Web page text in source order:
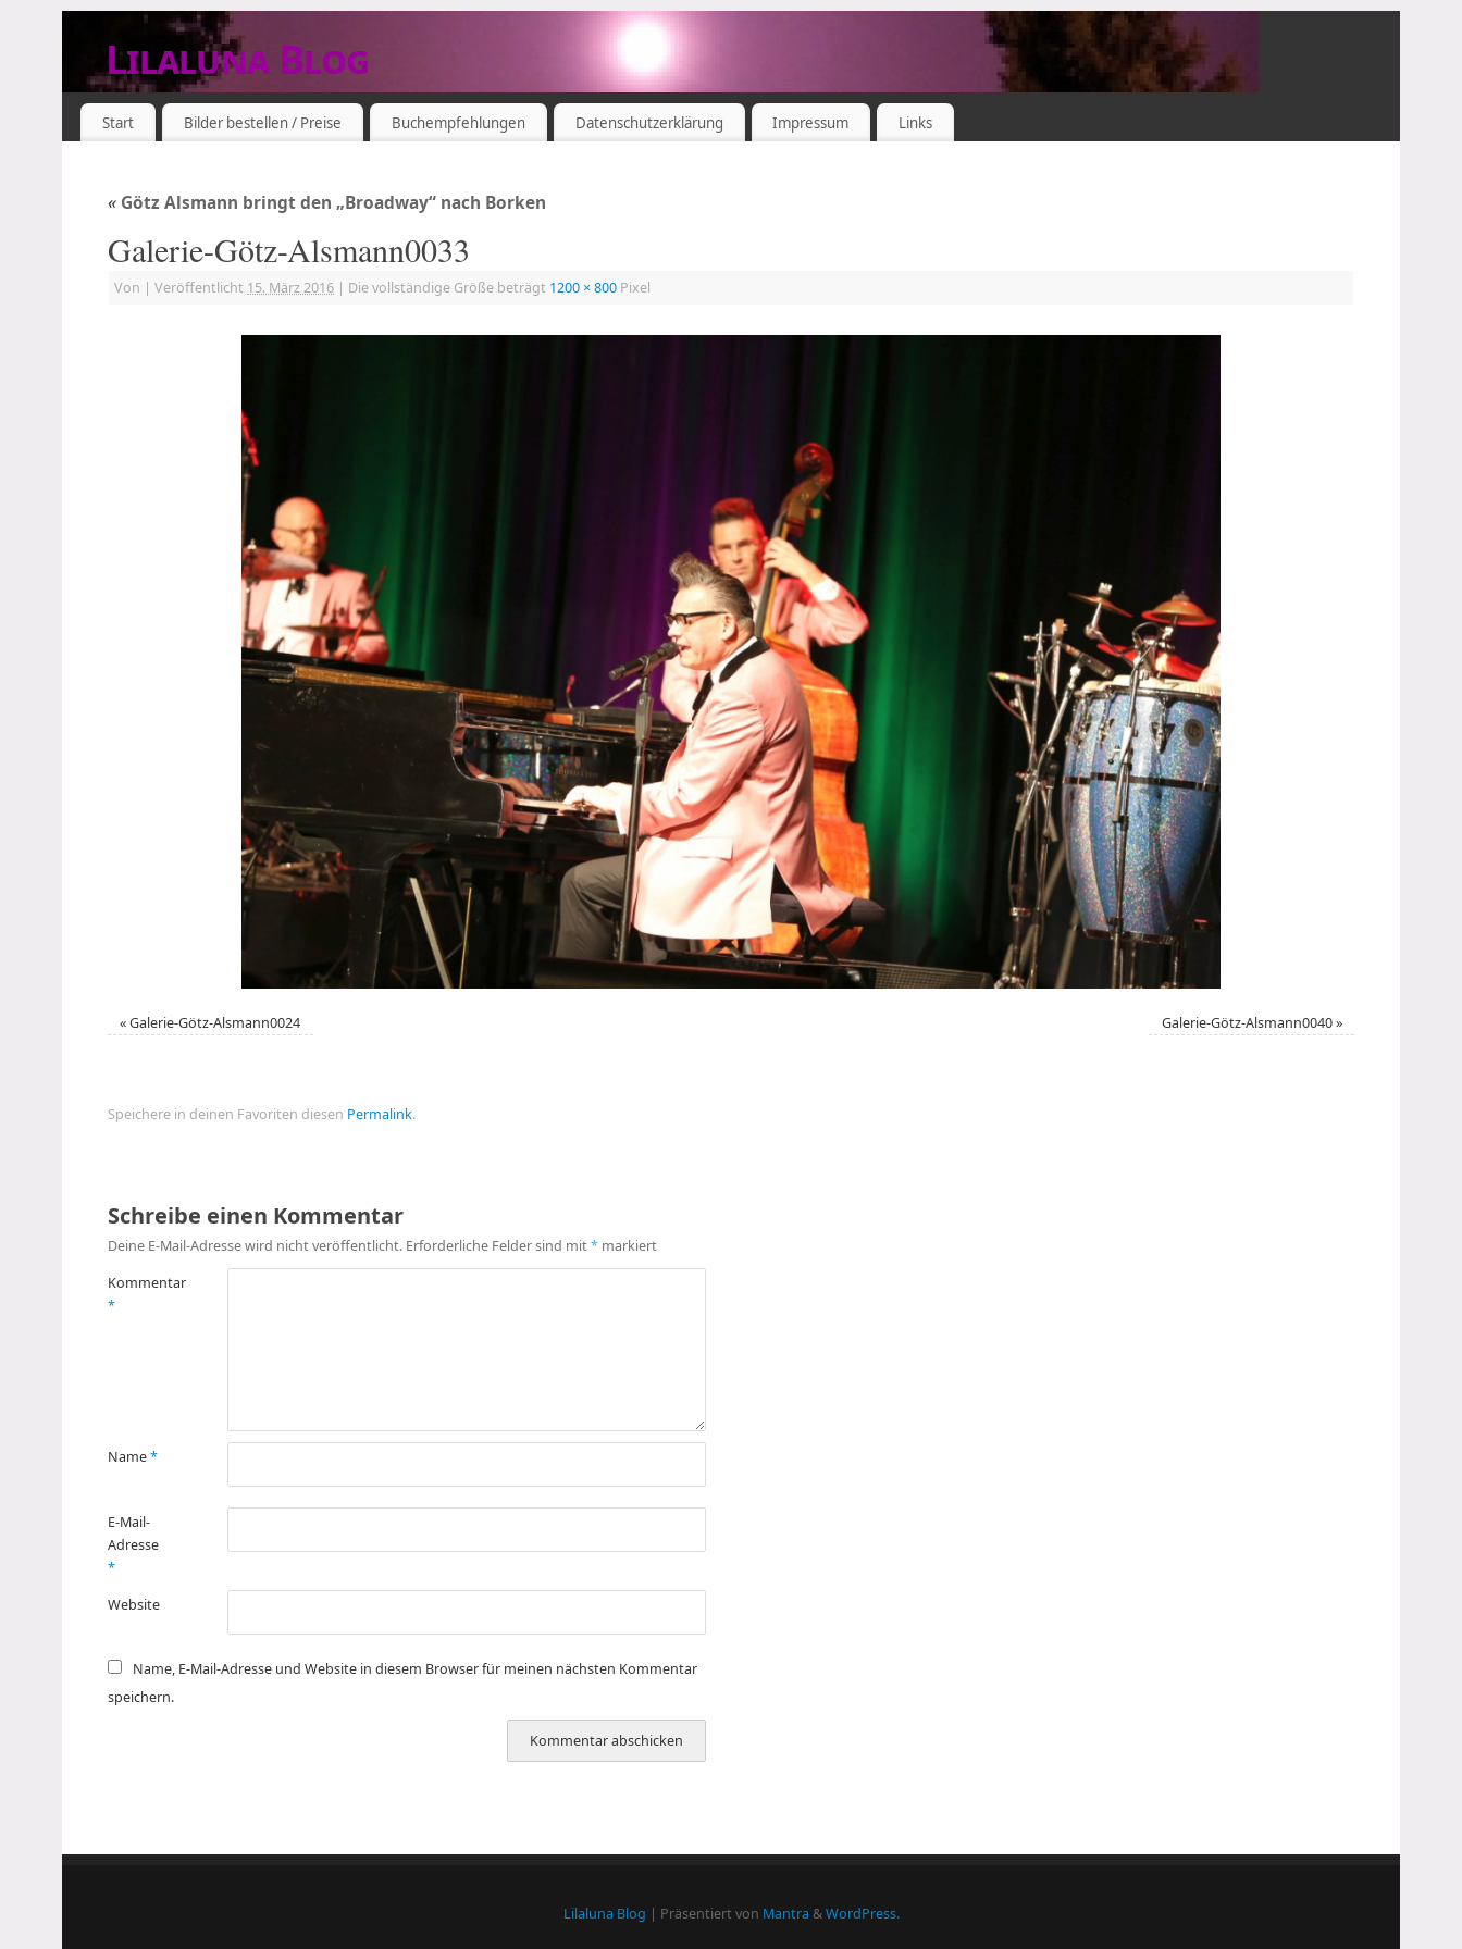
Lilaluna Blog
DAS JETZT IST SCHON VERGANGENHEIT
Start Bilder bestellen / Preise Buchempfehlungen Datenschutzerklärung Impressum Links
« Götz Alsmann bringt den „Broadway“ nach Borken
Galerie-Götz-Alsmann0033
Von | Veröffentlicht 15. März 2016 | Die vollständige Größe beträgt 1200 × 800 Pixel
«Galerie-Götz-Alsmann0024 Galerie-Götz-Alsmann0040»
Speichere in deinen Favoriten diesen Permalink.
Schreibe einen Kommentar
Deine E-Mail-Adresse wird nicht veröffentlicht. Erforderliche Felder sind mit* markiert
Kommentar
*
Name*
E-Mail-
Adresse
*
Website
Name, E-Mail-Adresse und Website in diesem Browser für meinen nächsten Kommentar
speichern.
Lilaluna Blog | Präsentiert von Mantra &WordPress.